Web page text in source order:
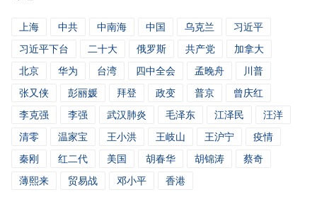
上海 中共 中南海 中国 乌克兰
习近平
习近平下台
二十大 俄罗斯 共产党
加拿大
北京
华为 台湾 四中全会 孟晚舟
川普
张又侠
彭丽媛 拜登 政变 普京
曾庆红
李克强
李强 武汉肺炎 毛泽东 江泽民
汪洋
清零
温家宝 王小洪 王岐山 王沪宁
疫情
秦刚
红二代 美国 胡春华 胡锦涛
蔡奇
薄熙来
贸易战 邓小平 香港